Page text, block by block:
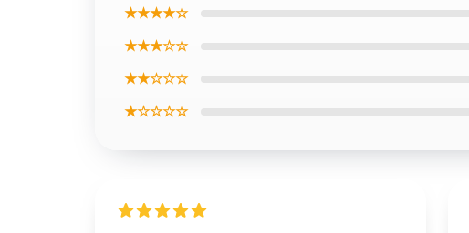
★★★★☆
★★★☆☆
★★☆☆☆
★☆☆☆☆